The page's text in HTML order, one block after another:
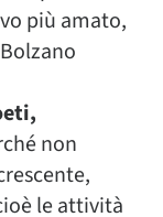
più amato,
non
le attività